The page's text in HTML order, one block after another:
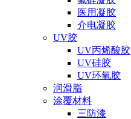
医用凝胶
介电凝胶
UV胶
UV丙烯酸胶
UV硅胶
UV环氧胶
润滑脂
涂覆材料
三防漆